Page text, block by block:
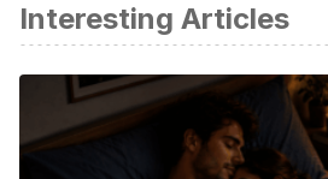
ou scientifique
Schinca, N., & Alvarez, J. (2012).
Pie de Charcot.
TraumaTología
|Traumatología
Paz Jiménez, J.; González-Busto
Interesting Articles